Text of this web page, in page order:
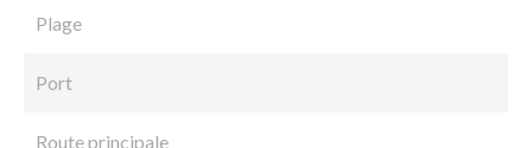
Plage
Port
Route principale